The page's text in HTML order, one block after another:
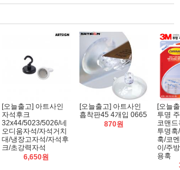
[오늘출고] 아트사인
자석후크
32x44/5023/5026/네
오디움자석/자석거치
대/냉장고자석/자석후
크/초강력자석
6,650원
[오늘출고] 아트사인
흡착판45 4개입 0665
870원
[오늘
투명
코맨
투명
훅/코
이/주
용훅